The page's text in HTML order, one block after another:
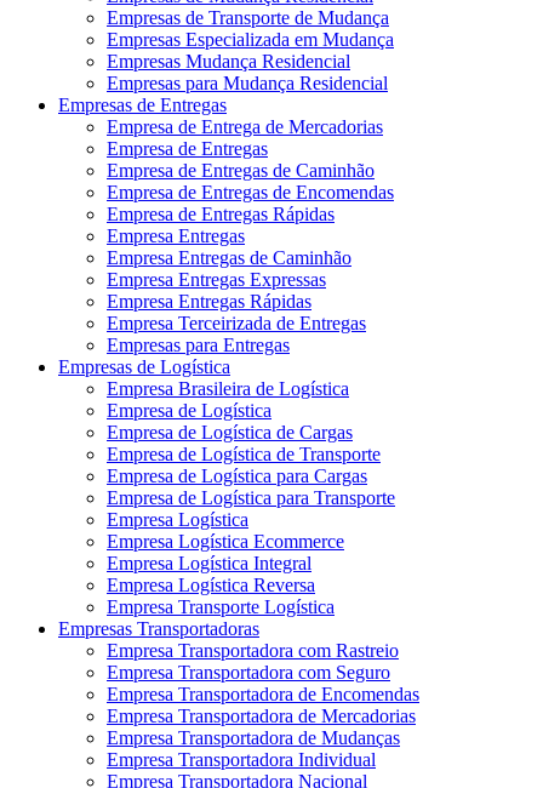
Empresas de Transporte de Mudança
Empresas Especializada em Mudança
Empresas Mudança Residencial
Empresas para Mudança Residencial
Empresas de Entregas
Empresa de Entrega de Mercadorias
Empresa de Entregas
Empresa de Entregas de Caminhão
Empresa de Entregas de Encomendas
Empresa de Entregas Rápidas
Empresa Entregas
Empresa Entregas de Caminhão
Empresa Entregas Expressas
Empresa Entregas Rápidas
Empresa Terceirizada de Entregas
Empresas para Entregas
Empresas de Logística
Empresa Brasileira de Logística
Empresa de Logística
Empresa de Logística de Cargas
Empresa de Logística de Transporte
Empresa de Logística para Cargas
Empresa de Logística para Transporte
Empresa Logística
Empresa Logística Ecommerce
Empresa Logística Integral
Empresa Logística Reversa
Empresa Transporte Logística
Empresas Transportadoras
Empresa Transportadora com Rastreio
Empresa Transportadora com Seguro
Empresa Transportadora de Encomendas
Empresa Transportadora de Mercadorias
Empresa Transportadora de Mudanças
Empresa Transportadora Individual
Empresa Transportadora Nacional